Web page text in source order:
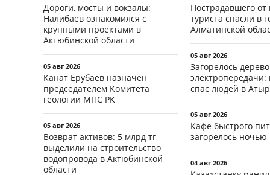
Дороги, мосты и вокзалы:
Налибаев ознакомился с
крупными проектами в
Актюбинской области
05 авг 2026
Канат Ерубаев назначен
председателем Комитета
геологии МПС РК
05 авг 2026
Возврат активов: 5 млрд тг
выделили на строительство
водопровода в Актюбинской
области
Пострадавшего от
туриста спасли в
Алматинской
05 авг 2026
Загорелось
спас людей в
05 авг 2026
Кафе быстрого
загорелось ночью
04 авг 2026